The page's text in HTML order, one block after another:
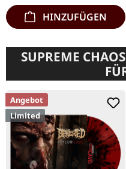
HINZUFÜGEN
SUPREME
Angebot
Limited